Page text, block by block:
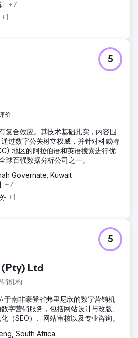
+7
+1
价
5
复合效应。其技术基础扎实，内容围
过数字公关树立权威，并针对科威特
地区的阿拉伯语和英语搜索进行优
球百强数据分析公司之一。
Governate, Kuwait
+7
+1
Ltd
机构
5
于南非豪登省弗里尼欣的数字营销机
字营销服务，包括网站设计与改版、
（SEO）、网站审核以及专业咨询。
South Africa